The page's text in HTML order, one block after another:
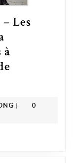
Les
|
0